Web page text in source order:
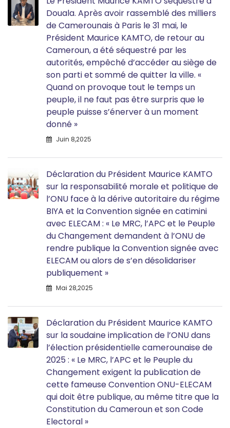
Douala. Après avoir rassemblé des milliers
de Camerounais à Paris le 31 mai, le
Président Maurice KAMTO, de retour au
Cameroun, a été séquestré par les
autorités, empêché d’accéder au siège de
son parti et sommé de quitter la ville. «
Quand on provoque tout le temps un
peuple, il ne faut pas être surpris que le
peuple puisse s’énerver à un moment
donné »
Juin 8,2025
Déclaration du Président Maurice KAMTO
sur la responsabilité morale et politique de
l’ONU face à la dérive autoritaire du régime
BIYA et la Convention signée en catimini
avec ELECAM : « Le MRC, l’APC et le Peuple
du Changement demandent à l’ONU de
rendre publique la Convention signée avec
ELECAM ou alors de s’en désolidariser
publiquement »
Mai 28,2025
Déclaration du Président Maurice KAMTO
sur la soudaine implication de l’ONU dans
l’élection présidentielle camerounaise de
2025 : « Le MRC, l’APC et le Peuple du
Changement exigent la publication de
cette fameuse Convention ONU-ELECAM
qui doit être publique, au même titre que la
Constitution du Cameroun et son Code
Electoral »